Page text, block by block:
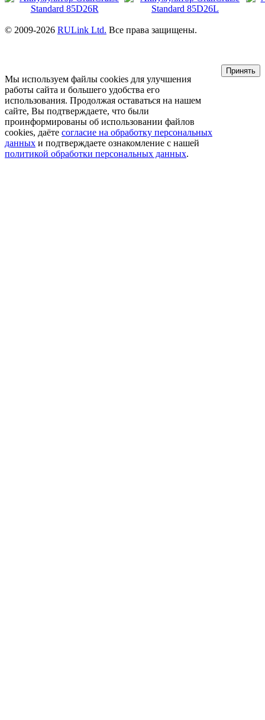
© 2009-2026 RULink Ltd. Все права защищены.
Мы используем файлы cookies для улучшения
работы сайта и большего удобства его
использования. Продолжая оставаться на нашем
сайте, Вы подтверждаете, что были
проинформированы об использовании файлов
cookies, даёте согласие на обработку персональных
данных и подтверждаете ознакомление с нашей
политикой обработки персональных данных.
Принять